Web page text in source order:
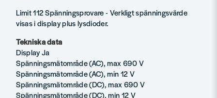
Limit 112 Spänningsprovare - Verkligt spänningsvärde
visas i display plus lysdioder.
Tekniska data
Display Ja
Spänningsmätområde (AC), max 690 V
Spänningsmätområde (AC), min 12 V
Spänningsmätområde (DC), max 690 V
Spänningsmätområde (DC), min 12 V